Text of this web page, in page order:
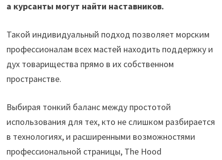
а курсанты могут найти наставников.
Такой индивидуальный подход позволяет морским
профессионалам всех мастей находить поддержку и
дух товарищества прямо в их собственном
пространстве.
Выбирая тонкий баланс между простотой
использования для тех, кто не слишком разбирается
в технологиях, и расширенными возможностями
профессиональной страницы, The Hood